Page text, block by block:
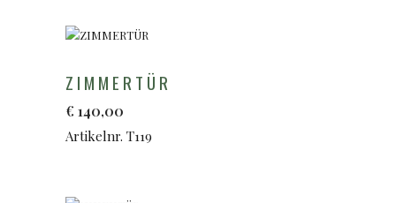
ZIMMERTÜR
€ 140,00
Artikelnr. T119